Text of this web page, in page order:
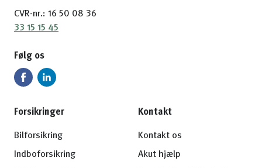
CVR-nr.: 16 50 08 36
33 15 15 45
Følg os
Forsikringer
Bilforsikring
Indboforsikring
Kontakt
Kontakt os
Akut hjælp